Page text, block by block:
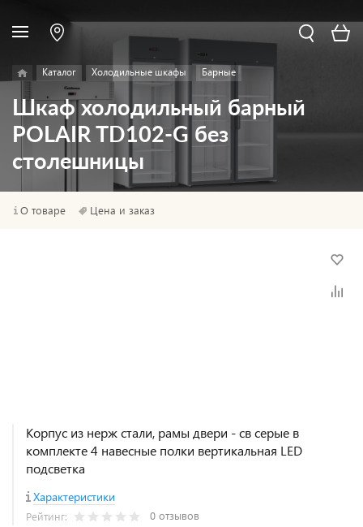
Каталог Холодильные шкафы Барные
Шкаф холодильный барный
POLAIR TD102-G без
столешницы
О товаре Цена и заказ
Корпус из нерж стали, рамы двери - св серые в
комплекте 4 навесные полки вертикальная LED
подсветка
Характеристики
Рейтинг: 0 отзывов